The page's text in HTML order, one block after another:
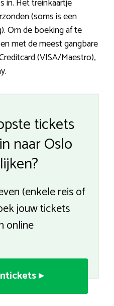
(soms is een
Om de boeking af te
met de meest gangbare
(VISA/Maestro),
tickets
naar Oslo
(enkele reis of
jouw tickets
online
▸